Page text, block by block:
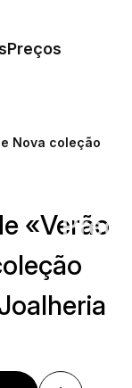
Preços
Nova coleção
«Verão